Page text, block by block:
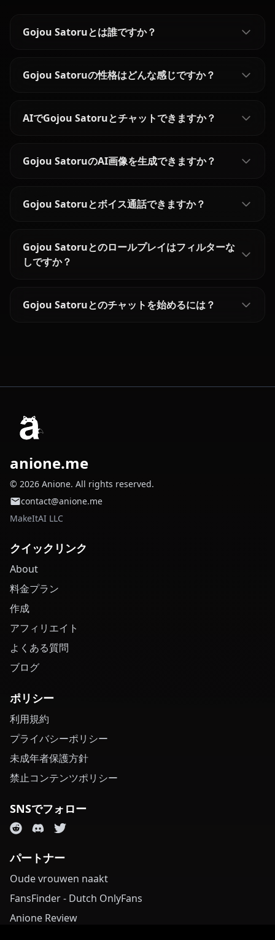
Gojou Satoruとは誰ですか？
Gojou Satoruの性格はどんな感じですか？
AIでGojou Satoruとチャットできますか？
Gojou SatoruのAI画像を生成できますか？
Gojou Satoruとボイス通話できますか？
Gojou Satoruとのロールプレイはフィルターな
しですか？
Gojou Satoruとのチャットを始めるには？
anione.me
© 2026 Anione. All rights reserved.
contact@anione.me
MakeItAI LLC
クイックリンク
About
料金プラン
作成
アフィリエイト
よくある質問
ブログ
ポリシー
利用規約
プライバシーポリシー
未成年者保護方針
禁止コンテンツポリシー
SNSでフォロー
パートナー
Oude vrouwen naakt
FansFinder - Dutch OnlyFans
Anione Review